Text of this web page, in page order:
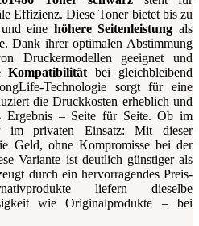
Effizienz. Diese Toner bietet bis zu
eine höhere Seitenleistung als
Dank ihrer optimalen Abstimmung
Druckermodellen geeignet und
Kompatibilitätbei gleichbleibend
Technologie sorgt für eine
die Druckkosten erheblich und
Ergebnis – Seite für Seite. Ob im
im privaten Einsatz: Mit dieser
Geld, ohne Kompromisse bei der
Variante ist deutlich günstiger als
durch ein hervorragendes Preis-
liefern dieselbe
wie Originalprodukte – bei